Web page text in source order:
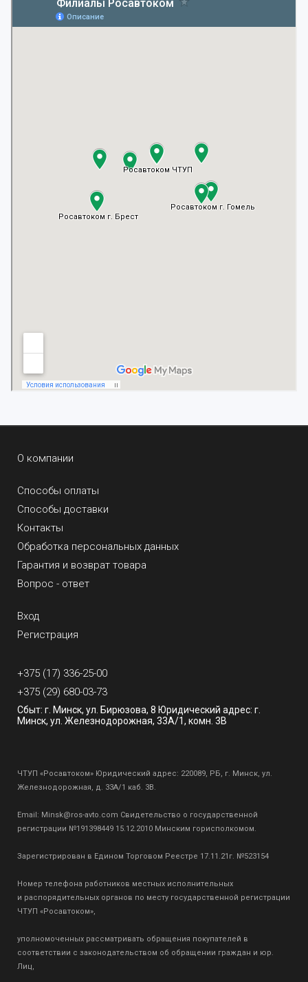
О компании
Способы оплаты
Способы доставки
Контакты
Обработка персональных данных
Гарантия и возврат товара
Вопрос - ответ
Вход
Регистрация
+375 (17) 336-25-00
+375 (29) 680-03-73
Сбыт: г. Минск, ул. Бирюзова, 8 Юридический адрес: г.
Минск, ул. Железнодорожная, 33А/1, комн. 3В
ЧТУП «Росавтоком» Юридический адрес: 220089, РБ, г. Минск, ул.
Железнодорожная, д. 33А/1 каб. 3В.
Email: Minsk@ros-avto.com Свидетельство о государственной
регистрации №191398449 15.12.2010 Минским горисполкомом.
Зарегистрирован в Едином Торговом Реестре 17.11.21г. №523154
Номер телефона работников местных исполнительных
и распорядительных органов по месту государственной регистрации
ЧТУП «Росавтоком»,
уполномоченных рассматривать обращения покупателей в
соответствии с законодательством об обращении граждан и юр.
Лиц,